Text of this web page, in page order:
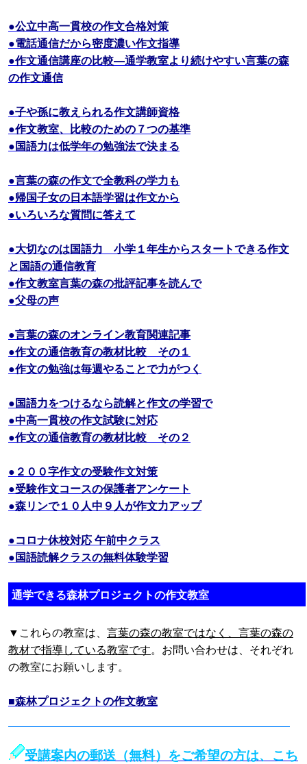
●公立中高一貫校の作文合格対策
●電話通信だから密度濃い作文指導
●作文通信講座の比較―通学教室より続けやすい言葉の森
の作文通信
●子や孫に教えられる作文講師資格
●作文教室、比較のための７つの基準
●国語力は低学年の勉強法で決まる
●言葉の森の作文で全教科の学力も
●帰国子女の日本語学習は作文から
●いろいろな質問に答えて
●大切なのは国語力 小学１年生からスタートできる作文
と国語の通信教育
●作文教室言葉の森の批評記事を読んで
●父母の声
●言葉の森のオンライン教育関連記事
●作文の通信教育の教材比較 その１
●作文の勉強は毎週やることで力がつく
●国語力をつけるなら読解と作文の学習で
●中高一貫校の作文試験に対応
●作文の通信教育の教材比較 その２
●２００字作文の受験作文対策
●受験作文コースの保護者アンケート
●森リンで１０人中９人が作文力アップ
●コロナ休校対応 午前中クラス
●国語読解クラスの無料体験学習
通学できる森林プロジェクトの作文教室
▼これらの教室は、 言葉の森の教室ではなく、言葉の森の
教材で指導している教室です。お問い合わせは、それぞれ
の教室にお願いします。
■森林プロジェクトの作文教室
受講案内の郵送（無料）をご希望の方は、こち